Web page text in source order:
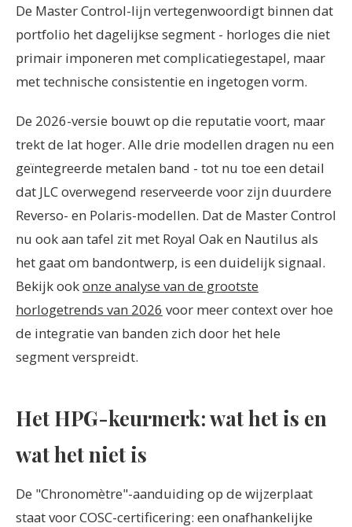
De Master Control-lijn vertegenwoordigt binnen dat
portfolio het dagelijkse segment - horloges die niet
primair imponeren met complicatiegestapel, maar
met technische consistentie en ingetogen vorm.
De 2026-versie bouwt op die reputatie voort, maar
trekt de lat hoger. Alle drie modellen dragen nu een
geïntegreerde metalen band - tot nu toe een detail
dat JLC overwegend reserveerde voor zijn duurdere
Reverso- en Polaris-modellen. Dat de Master Control
nu ook aan tafel zit met Royal Oak en Nautilus als
het gaat om bandontwerp, is een duidelijk signaal.
Bekijk ookonze analyse van de grootste
horlogetrends van 2026 voor meer context over hoe
de integratie van banden zich door het hele
segment verspreidt.
Het HPG-keurmerk: wat het is en
wat het niet is
De "Chronomètre"-aanduiding op de wijzerplaat
staat voor COSC-certificering: een onafhankelijke